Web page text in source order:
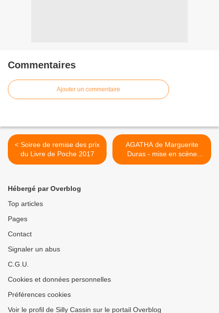
Commentaires
Ajouter un commentaire
< Soiree de remise des prix
du Livre de Poche 2017
AGATHA de Marguerite
Duras - mise en scène
Hans Peter Cloos >
Hébergé par Overblog
Top articles
Pages
Contact
Signaler un abus
C.G.U.
Cookies et données personnelles
Préférences cookies
Voir le profil de Silly Cassin sur le portail Overblog